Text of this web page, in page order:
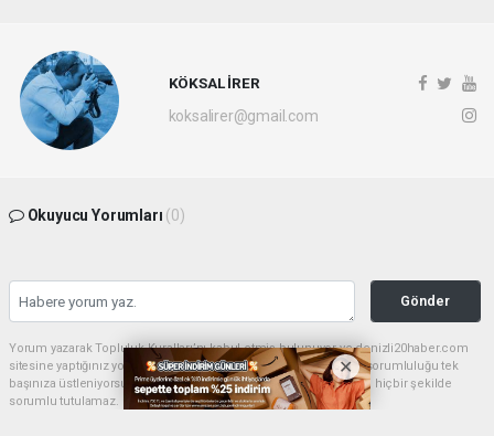
KÖKSAL İRER
koksalirer@gmail.com
Okuyucu Yorumları (0)
Gönder
Yorum yazarak Topluluk Kuralları’nı kabul etmiş bulunuyor ve denizli20haber.com
sitesine yaptığınız yorumunuzla ilgili doğrudan veya dolaylı tüm sorumluluğu tek
başınıza üstleniyorsunuz. Yazılan tüm yorumlardan site yönetimi hiçbir şekilde
sorumlu tutulamaz.